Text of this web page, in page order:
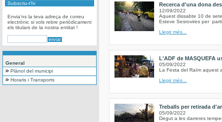
Subscriu-t'hi
Envia'ns la teva adreça de correu
electrònic si vols rebre periòdicament
els titulars de la nostra entitat !
General
Plànol del municipi
Horaris i Transports
Recerca d'una dona
12/09/2022
Aquest dissabte 10 de
Esteve Sesrovires per
Llegir més...
L'ADF de MASQUEFA
05/09/2022
La Festa del Raïm aquest
Llegir més...
Treballs per retirada
05/09/2022
Degut a les darreres